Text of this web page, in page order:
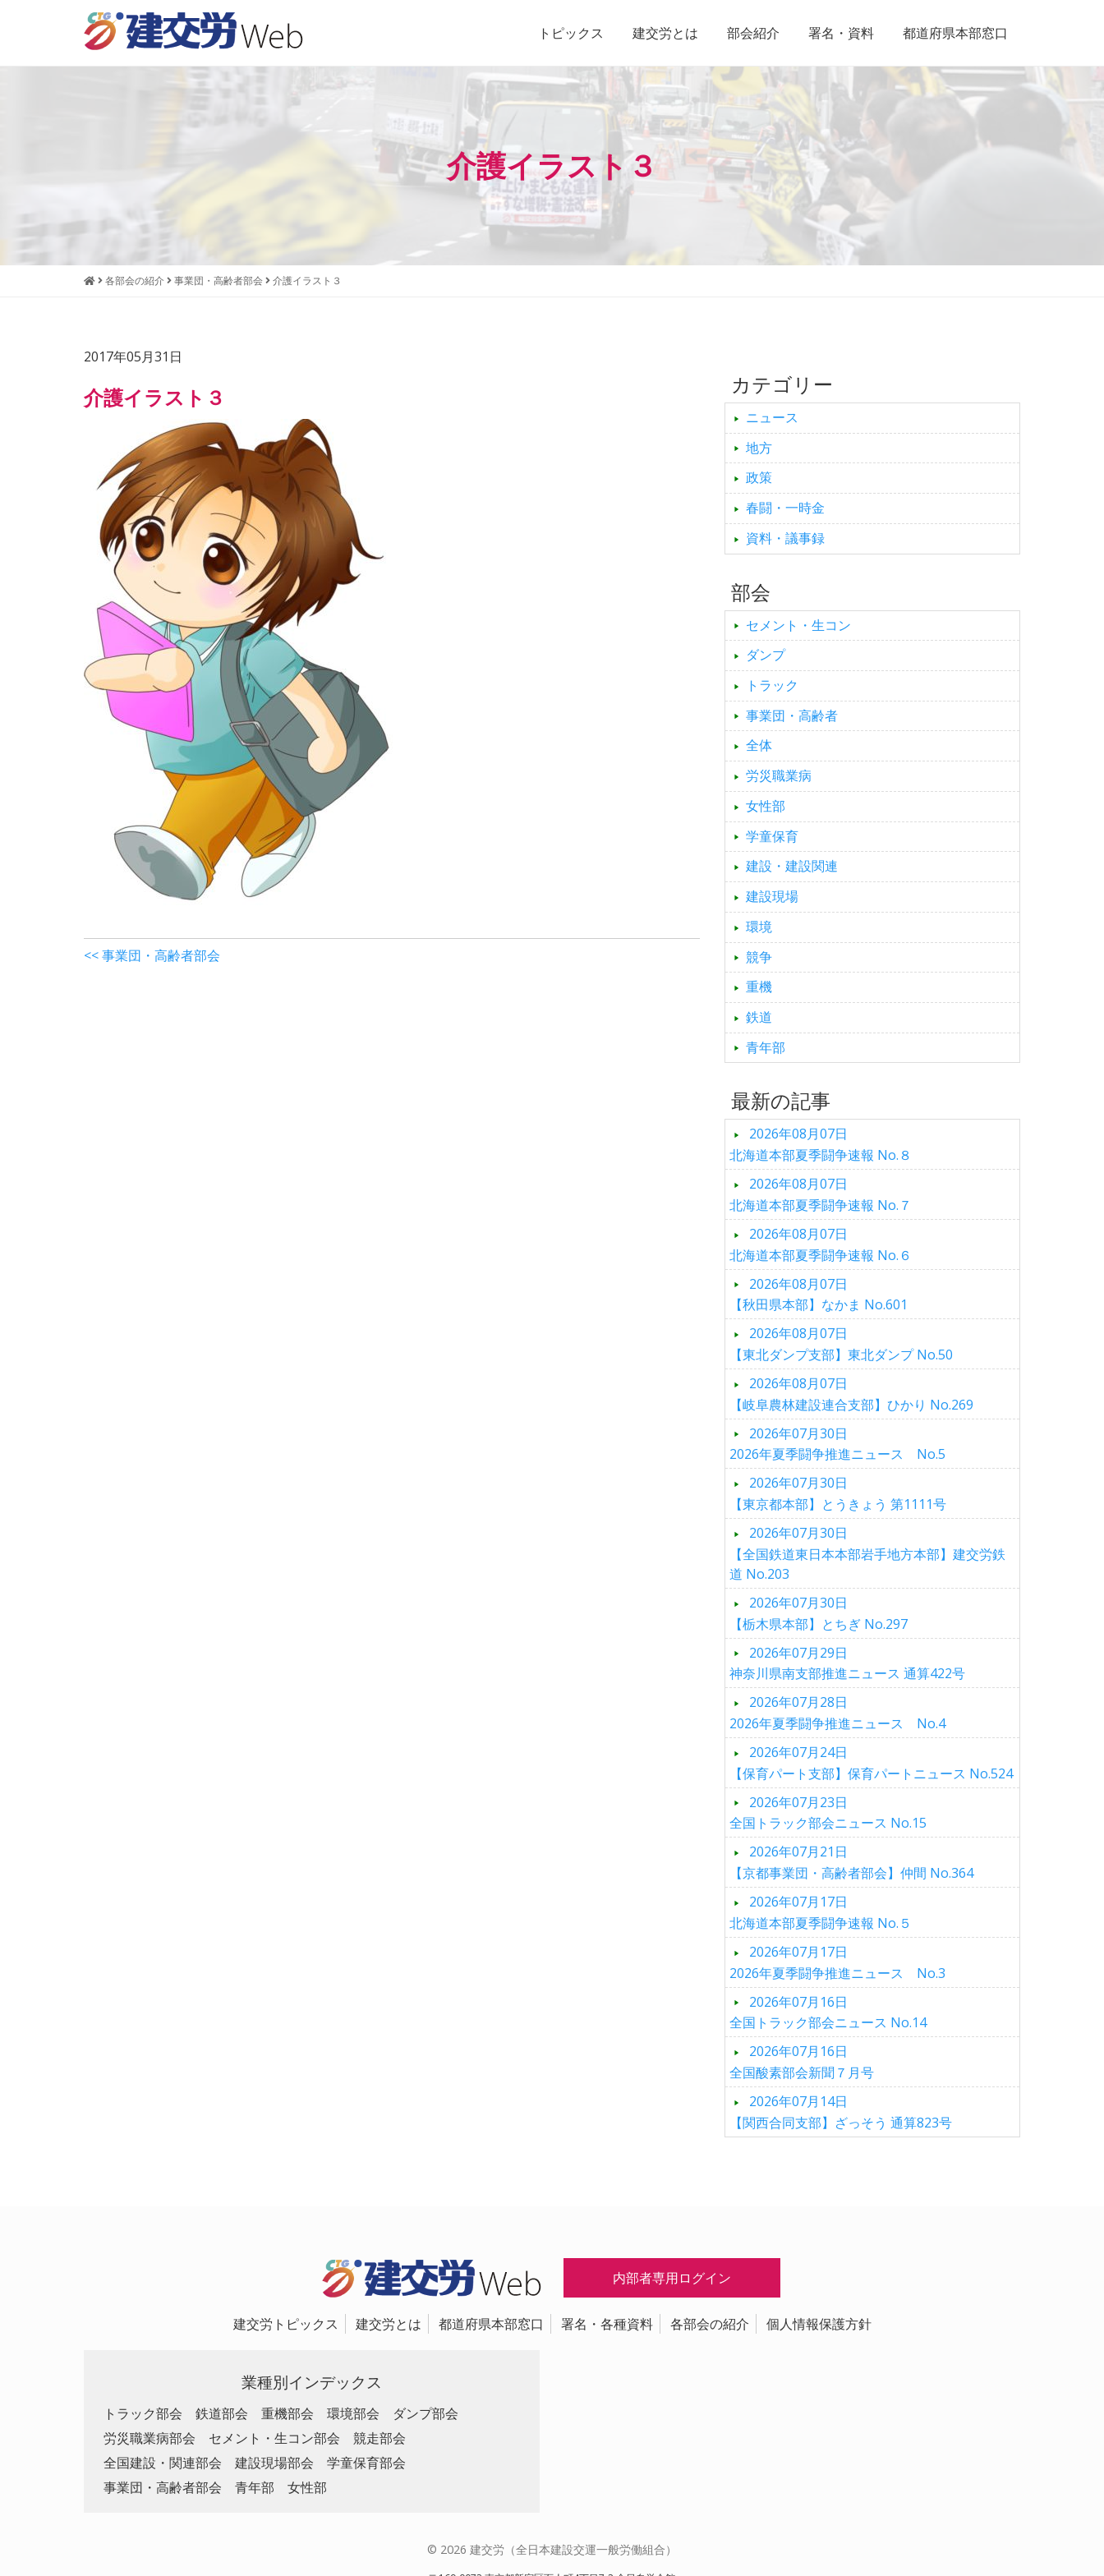
トピックス 建交労とは 部会紹介 署名・資料 都道府県本部窓口
介護イラスト３
各部会の紹介 事業団・高齢者部会 介護イラスト３
2017年05月31日
介護イラスト３
<< 事業団・高齢者部会
カテゴリー
ニュース
地方
政策
春闘・一時金
資料・議事録
部会
セメント・生コン
ダンプ
トラック
事業団・高齢者
全体
労災職業病
女性部
学童保育
建設・建設関連
建設現場
環境
競争
重機
鉄道
青年部
最新の記事
2026年08月07日
北海道本部夏季闘争速報 No.８
2026年08月07日
北海道本部夏季闘争速報 No.７
2026年08月07日
北海道本部夏季闘争速報 No.６
2026年08月07日
【秋田県本部】なかま No.601
2026年08月07日
【東北ダンプ支部】東北ダンプ No.50
2026年08月07日
【岐阜農林建設連合支部】ひかり No.269
2026年07月30日
2026年夏季闘争推進ニュース No.5
2026年07月30日
【東京都本部】とうきょう 第1111号
2026年07月30日
【全国鉄道東日本本部岩手地方本部】建交労鉄
道 No.203
2026年07月30日
【栃木県本部】とちぎ No.297
2026年07月29日
神奈川県南支部推進ニュース 通算422号
2026年07月28日
2026年夏季闘争推進ニュース No.4
2026年07月24日
【保育パート支部】保育パートニュース No.524
2026年07月23日
全国トラック部会ニュース No.15
2026年07月21日
【京都事業団・高齢者部会】仲間 No.364
2026年07月17日
北海道本部夏季闘争速報 No.５
2026年07月17日
2026年夏季闘争推進ニュース No.3
2026年07月16日
全国トラック部会ニュース No.14
2026年07月16日
全国酸素部会新聞７月号
2026年07月14日
【関西合同支部】ざっそう 通算823号
内部者専用ログイン
建交労トピックス 建交労とは 都道府県本部窓口 署名・各種資料 各部会の紹介 個人情報保護方針
業種別インデックス
トラック部会 鉄道部会 重機部会 環境部会
ダンプ部会
労災職業病部会
セメント・生コン部会
競走部会
全国建設・関連部会
建設現場部会
学童保育部会
事業団・高齢者部会
青年部 女性部
© 2026 建交労（全日本建設交運一般労働組合）